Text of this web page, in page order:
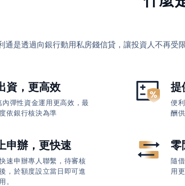
通是透過向銀行動用私房錢信貸，讓投資人不再受
資，更高效
內彈性資金運用更高效，最
依銀行核決為準
提
便
酬
申辦，更快速
速申辦專人聯繫，待審核
，於額度設立當日即可進
。
零
隨
用